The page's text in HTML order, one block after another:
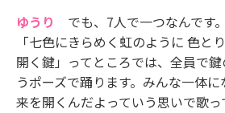
ゆうり
でも、7人で一つなんです
「七色にきらめく虹のように 色と
開く鍵」ってところでは、全員で
うポーズで踊ります。みんな一体
来を開くんだよっていう思いで歌っ